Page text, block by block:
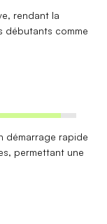
, rendant la
débutants comme
démarrage rapide
permettant une